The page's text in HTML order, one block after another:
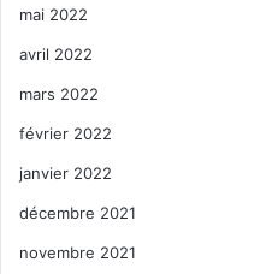
mai 2022
avril 2022
mars 2022
février 2022
janvier 2022
décembre 2021
novembre 2021